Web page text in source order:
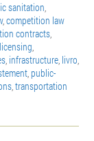
sanitation,
,competition law
contracts,
,
, infrastructure, livro,
, public-
,transportation